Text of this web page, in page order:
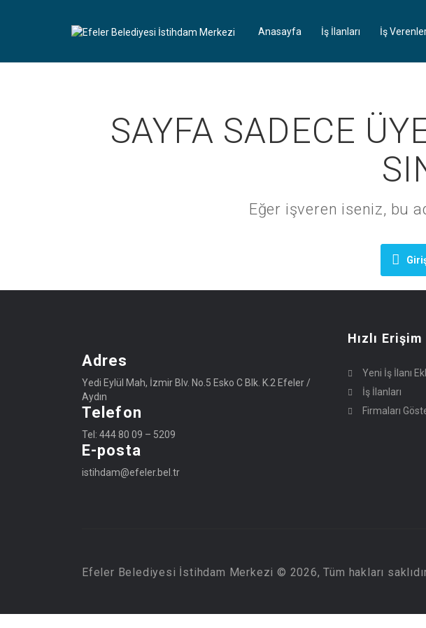
Anasayfa İş İlanları İş
SAYFA SADECE
Eğer işveren iseniz, bu
Adres
Yedi Eylül Mah, İzmir Blv. No.5 Esko C Blk. K.2 Efeler /
Aydın
Telefon
Tel: 444 80 09 – 5209
E-posta
istihdam@efeler.bel.tr
Hızlı Erişim
Yeni İş İlanı
İş İlanları
Firmaları
Efeler Belediyesi İstihdam Merkezi © 2026, Tüm hakları